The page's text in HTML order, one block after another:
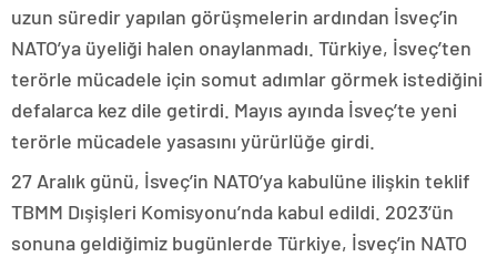
uzun süredir yapılan görüşmelerin ardından İsveç’in
NATO’ya üyeliği halen onaylanmadı. Türkiye, İsveç’ten
terörle mücadele için somut adımlar görmek istediğini
defalarca kez dile getirdi. Mayıs ayında İsveç’te yeni
terörle mücadele yasasını yürürlüğe girdi.
27 Aralık günü, İsveç’in NATO’ya kabulüne ilişkin teklif
TBMM Dışişleri Komisyonu’nda kabul edildi. 2023’ün
sonuna geldiğimiz bugünlerde Türkiye, İsveç’in NATO